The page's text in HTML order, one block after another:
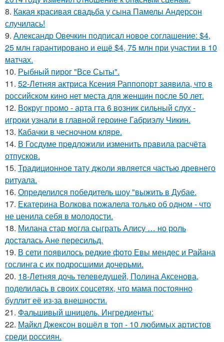
8. Какая красивая свадьба у сына Памелы Андерсон
случилась!
9. Александр Овечкин подписал новое соглашение: $4,
25 млн гарантировано и ещё $4, 75 млн при участии в 10
матчах.
10. Рыбный пирог "Все Сыты".
11. 52-Летняя актриса Ксения Раппопорт заявила, что в
российском кино нет места для женщин после 50 лет.
12. Вокруг промо - арта гта 6 возник сильный слух -
игроки узнали в главной героине Габриэлу Чикин.
13. Кабачки в чесночном кляре.
14. В Госдуме пpeдложили изменить пpaвила расчёта
отпусков.
15. Традиционное тату джоли является частью древнего
ритуала.
16. Определился победитель шоу "выжить в Дубае.
17. Екатерина Волкова пожалела только об одном - что
не ценила себя в молодости.
18. Милана стар могла сыграть Алису … но роль
досталась Ане пересильд.
19. В сети появилось редкие фото Евы мендес и Райана
гослинга с их подросшими дочерьми.
20. 18-Летняя дочь телеведущей, Полина Аксенова,
поделилась в своих соцсетях, что мама постоянно
буллит её из-за внешности.
21. Фальшивый шницель. Ингредиенты:
22. Майкл Джексон вошёл в топ - 10 любимых артистов
среди россиян.